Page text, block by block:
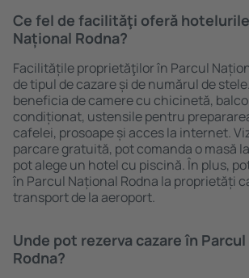
Ce fel de facilităţi oferă
Național Rodna?
Facilitățile proprietăţilor în Parcul
de tipul de cazare și de numărul de
beneficia de camere cu chicinetă,
condiționat, ustensile pentru
cafelei, prosoape și acces la internet.
parcare gratuită, pot comanda o masă
pot alege un hotel cu piscină. În plus,
în Parcul Național Rodna la proprietăți
transport de la aeroport.
Unde pot rezerva cazare în
Rodna?